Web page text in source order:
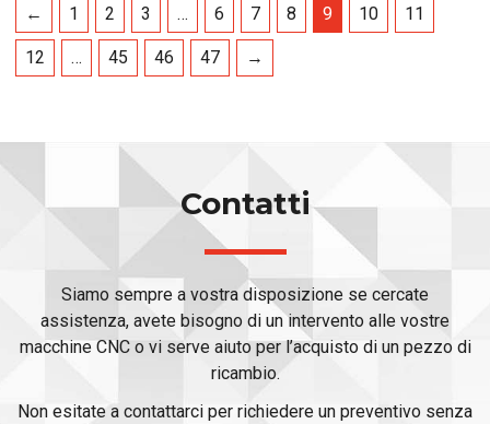
← 1 2 3 … 6 7 8 9 10 11
12 … 45 46 47 →
Contatti
Siamo sempre a vostra disposizione se cercate
assistenza, avete bisogno di un intervento alle vostre
macchine CNC o vi serve aiuto per l’acquisto di un pezzo di
ricambio.
Non esitate a contattarci per richiedere un preventivo senza